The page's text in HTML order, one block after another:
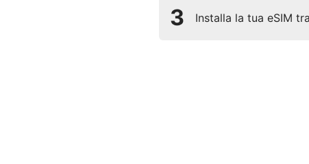
3 Installa la tua eSIM